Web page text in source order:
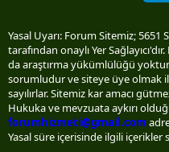
Yasal Uyarı: Forum Sitemiz; 5651
tarafından onaylı Yer
da araştırma yükümlülüğü
sorumludur ve siteye üye olmak
sayılırlar. Sitemiz kar amacı
Hukuka ve mevzuata aykırı
forumhizmeti@gmail.com
Yasal süre içerisinde ilgili içerikler